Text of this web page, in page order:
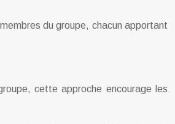
du groupe, chacun apportant
cette approche encourage les